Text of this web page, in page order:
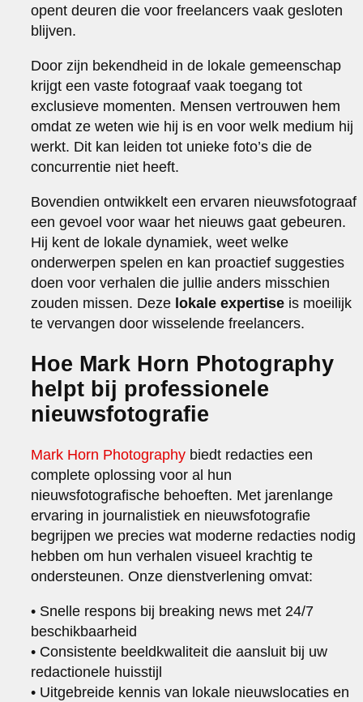
opent deuren die voor freelancers vaak gesloten
blijven.
Door zijn bekendheid in de lokale gemeenschap
krijgt een vaste fotograaf vaak toegang tot
exclusieve momenten. Mensen vertrouwen hem
omdat ze weten wie hij is en voor welk medium hij
werkt. Dit kan leiden tot unieke foto’s die de
concurrentie niet heeft.
Bovendien ontwikkelt een ervaren nieuwsfotograaf
een gevoel voor waar het nieuws gaat gebeuren.
Hij kent de lokale dynamiek, weet welke
onderwerpen spelen en kan proactief suggesties
doen voor verhalen die jullie anders misschien
zouden missen. Deze lokale expertise is moeilijk
te vervangen door wisselende freelancers.
Hoe Mark Horn Photography
helpt bij professionele
nieuwsfotografie
Mark Horn Photography biedt redacties een
complete oplossing voor al hun
nieuwsfotografische behoeften. Met jarenlange
ervaring in journalistiek en nieuwsfotografie
begrijpen we precies wat moderne redacties nodig
hebben om hun verhalen visueel krachtig te
ondersteunen. Onze dienstverlening omvat:
• Snelle respons bij breaking news met 24/7
beschikbaarheid
• Consistente beeldkwaliteit die aansluit bij uw
redactionele huisstijl
• Uitgebreide kennis van lokale nieuwslocaties en